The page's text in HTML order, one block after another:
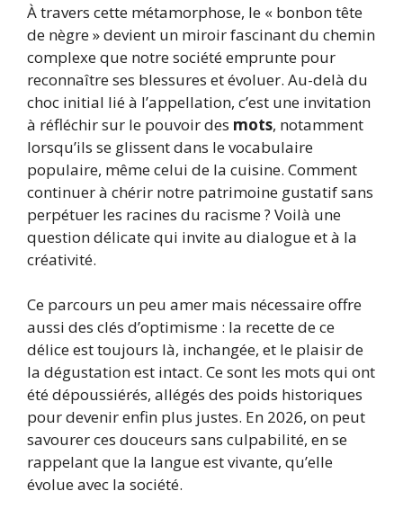
À travers cette métamorphose, le « bonbon tête
de nègre » devient un miroir fascinant du chemin
complexe que notre société emprunte pour
reconnaître ses blessures et évoluer. Au-delà du
choc initial lié à l’appellation, c’est une invitation
à réfléchir sur le pouvoir des mots, notamment
lorsqu’ils se glissent dans le vocabulaire
populaire, même celui de la cuisine. Comment
continuer à chérir notre patrimoine gustatif sans
perpétuer les racines du racisme ? Voilà une
question délicate qui invite au dialogue et à la
créativité.
Ce parcours un peu amer mais nécessaire offre
aussi des clés d’optimisme : la recette de ce
délice est toujours là, inchangée, et le plaisir de
la dégustation est intact. Ce sont les mots qui ont
été dépoussiérés, allégés des poids historiques
pour devenir enfin plus justes. En 2026, on peut
savourer ces douceurs sans culpabilité, en se
rappelant que la langue est vivante, qu’elle
évolue avec la société.